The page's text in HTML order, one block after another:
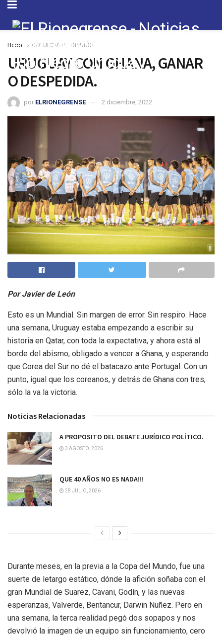
Home COLUMNA DE OPINIÓN
URUGUAY CON GHANA, GANAR
O DESPEDIDA.
por ELRIONEGRENSE 2 diciembre, 2022
Por Javier de León
Esto es un Mundial. Sin margen de error. Sin respiro. Hace
una semana, Uruguay estaba empezando a escribir su
historia en Qatar, con toda la expectativa, y ahora está al
borde del abismo, obligado a vencer a Ghana, y esperando
que Corea del Sur no dé el batacazo ante Portugal. Con un
punto, igual que los coreanos, y detrás de Ghana con tres,
sólo la va la victoria.
Noticias Relacionadas
A PROPOSITO DEL DEBATE JURÍDICO POLÍTICO.
3 AGOSTO, 2026
QUE 40 AÑOS NO ES NADA!!!
28 JULIO, 2026
Durante meses, en la previa a la Copa del Mundo, fue una
suerte de letargo estático, dónde la afición soñaba con el
gran Mundial de Suarez, Cavani, Godín, y las nuevas
esperanzas, Valverde, Bentancur, Darwin Nuñez. Pero en
una semana, la terca realidad pegó dos sopapos y nos
devolvió la imagen de un equipo sin funcionamiento, cero